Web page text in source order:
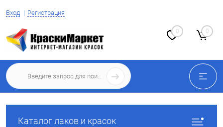
Вход Регистрация
0 0
Каталог лаков и красок